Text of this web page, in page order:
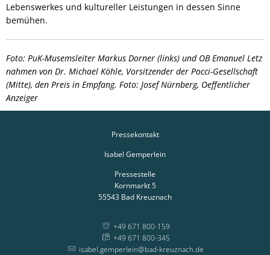
Lebenswerkes und kultureller Leistungen in dessen Sinne
bemühen.
Foto: PuK-Musemsleiter Markus Dorner (links) und OB Emanuel Letz
nahmen von Dr. Michael Köhle, Vorsitzender der Pocci-Gesellschaft
(Mitte), den Preis in Empfang. Foto: Josef Nürnberg, Oeffentlicher
Anzeiger
Pressekontakt
Isabel Gemperlein
Pressestelle
Kornmarkt 5
55543 Bad Kreuznach
+49 671 800-159
+49 671 800-345
isabel.gemperlein@bad-kreuznach.de